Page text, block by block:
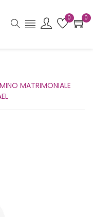
0 0
MATRIMONIALE